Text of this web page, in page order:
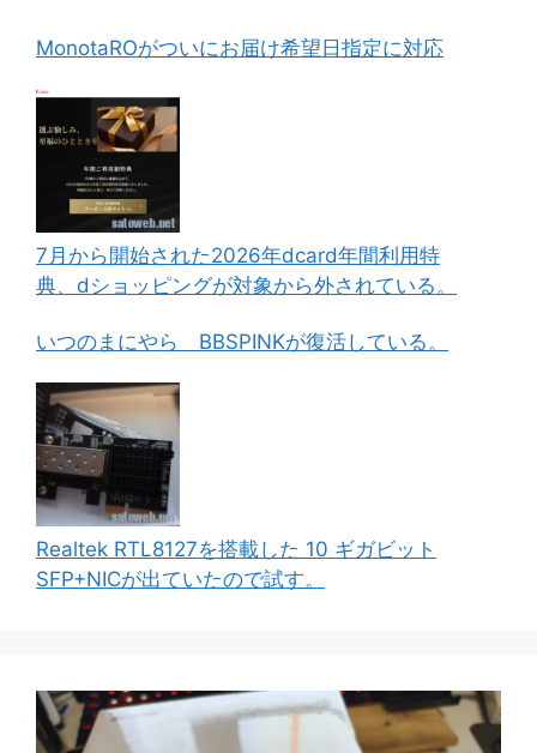
MonotaROがついにお届け希望日指定に対応
7月から開始された2026年dcard年間利用特
典、dショッピングが対象から外されている。
いつのまにやら BBSPINKが復活している。
Realtek RTL8127を搭載した 10 ギガビット
SFP+NICが出ていたので試す。